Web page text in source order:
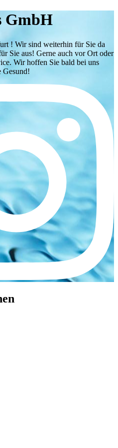
GmbH
! Wir sind weiterhin für Sie da
Sie aus! Gerne auch vor Ort oder
Wir hoffen Sie bald bei uns
Gesund!